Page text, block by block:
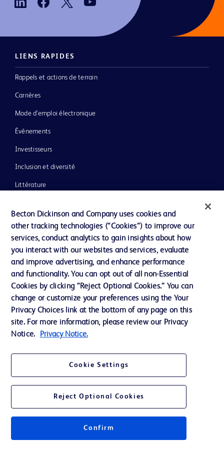
LIENS RAPIDES
Rappels et actions de terrain
Carrières
Mode d’emploi électronique
Événements
Investisseurs
Inclusion et diversité
Littérature
Notre entreprise
Éthique et conformité
Nous contacter
Préférences en matière de cookies
Confidentialité
Accessibilité du site Web
© 2026 BD. Tous droits réservés. BD et le logo de BD sont des marques
Becton Dickinson and Company uses cookies and
other tracking technologies (“Cookies”) to improve our
services, conduct analytics to gain insights about how
you interact with our websites and services, evaluate
and improve advertising, and enhance performance
and functionality. You can opt out of all non-Essential
Cookies by clicking “Reject Optional Cookies.” You can
change or customize your preferences using the Your
Privacy Choices link at the bottom of any page on this
site. For more information, please review our Privacy
Notice.
Privacy Notice.
Cookie Settings
Reject Optional Cookies
Confirm